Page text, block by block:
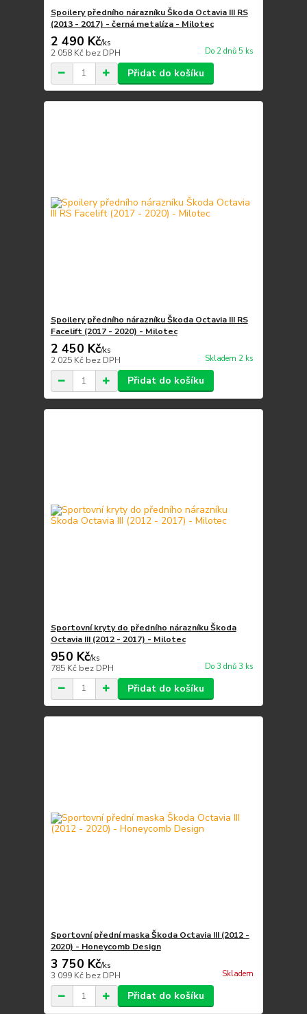
Spoilery předního nárazníku Škoda Octavia III RS
(2013 - 2017) - černá metalíza - Milotec
2 490 Kč/ks
2 058 Kč bez DPH Do 2 dnů 5 ks
Přidat do košíku
Spoilery předního nárazníku Škoda Octavia III RS
Facelift (2017 - 2020) - Milotec
2 450 Kč/ks
2 025 Kč bez DPH Skladem 2 ks
Přidat do košíku
Sportovní kryty do předního nárazníku Škoda
Octavia III (2012 - 2017) - Milotec
950 Kč/ks
785 Kč bez DPH Do 3 dnů 3 ks
Přidat do košíku
Sportovní přední maska Škoda Octavia III (2012 -
2020) - Honeycomb Design
3 750 Kč/ks
3 099 Kč bez DPH Skladem
Přidat do košíku